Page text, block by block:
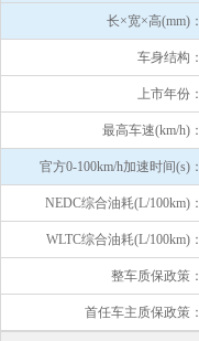
长×宽×高(mm)：
车身结构：
上市年份：
最高车速(km/h)：
官方0-100km/h加速时间(s)：
NEDC综合油耗(L/100km)：
WLTC综合油耗(L/100km)：
整车质保政策：
首任车主质保政策：